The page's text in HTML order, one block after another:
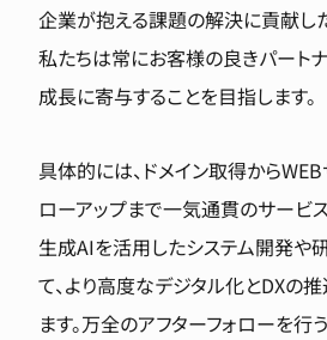
企業が抱える課題の解決に貢献し
私たちは常にお客様の良きパート
成長に寄与することを目指します。
具体的には、ドメイン取得からWEB
ローアップまで一気通貫のサービ
生成AIを活用したシステム開発や
て、より高度なデジタル化とDXの
ます。万全のアフターフォローを行